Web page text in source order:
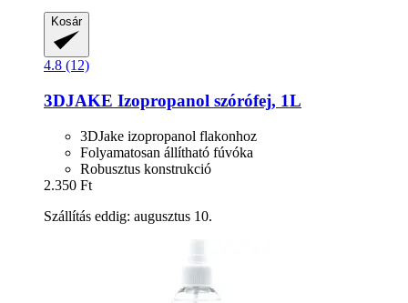
Kosár
4.8 (12)
3DJAKE Izopropanol szórófej, 1L
3DJake izopropanol flakonhoz
Folyamatosan állítható fúvóka
Robusztus konstrukció
2.350 Ft
Szállítás eddig: augusztus 10.